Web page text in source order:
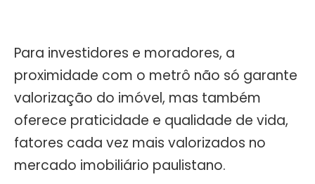
Para investidores e moradores, a
proximidade com o metrô não só garante
valorização do imóvel, mas também
oferece praticidade e qualidade de vida,
fatores cada vez mais valorizados no
mercado imobiliário paulistano.